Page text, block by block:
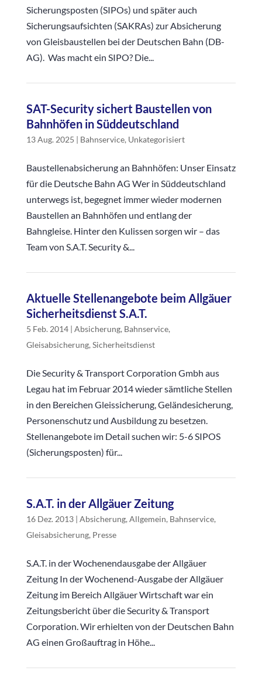
Sicherungsposten (SIPOs) und später auch
Sicherungsaufsichten (SAKRAs) zur Absicherung
von Gleisbaustellen bei der Deutschen Bahn (DB-
AG). Was macht ein SIPO? Die...
SAT-Security sichert Baustellen von
Bahnhöfen in Süddeutschland
13 Aug. 2025 | Bahnservice, Unkategorisiert
Baustellenabsicherung an Bahnhöfen: Unser Einsatz
für die Deutsche Bahn AG Wer in Süddeutschland
unterwegs ist, begegnet immer wieder modernen
Baustellen an Bahnhöfen und entlang der
Bahngleise. Hinter den Kulissen sorgen wir – das
Team von S.A.T. Security &...
Aktuelle Stellenangebote beim Allgäuer
Sicherheitsdienst S.A.T.
5 Feb. 2014| Absicherung, Bahnservice,
Gleisabsicherung, Sicherheitsdienst
Die Security & Transport Corporation Gmbh aus
Legau hat im Februar 2014 wieder sämtliche Stellen
in den Bereichen Gleissicherung, Geländesicherung,
Personenschutz und Ausbildung zu besetzen.
Stellenangebote im Detail suchen wir: 5-6 SIPOS
(Sicherungsposten) für...
S.A.T. in der Allgäuer Zeitung
16 Dez. 2013| Absicherung, Allgemein, Bahnservice,
Gleisabsicherung, Presse
S.A.T. in der Wochenendausgabe der Allgäuer
Zeitung In der Wochenend-Ausgabe der Allgäuer
Zeitung im Bereich Allgäuer Wirtschaft war ein
Zeitungsbericht über die Security & Transport
Corporation. Wir erhielten von der Deutschen Bahn
AG einen Großauftrag in Höhe...